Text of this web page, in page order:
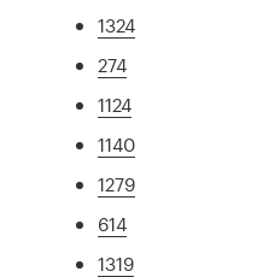
1324
274
1124
1140
1279
614
1319